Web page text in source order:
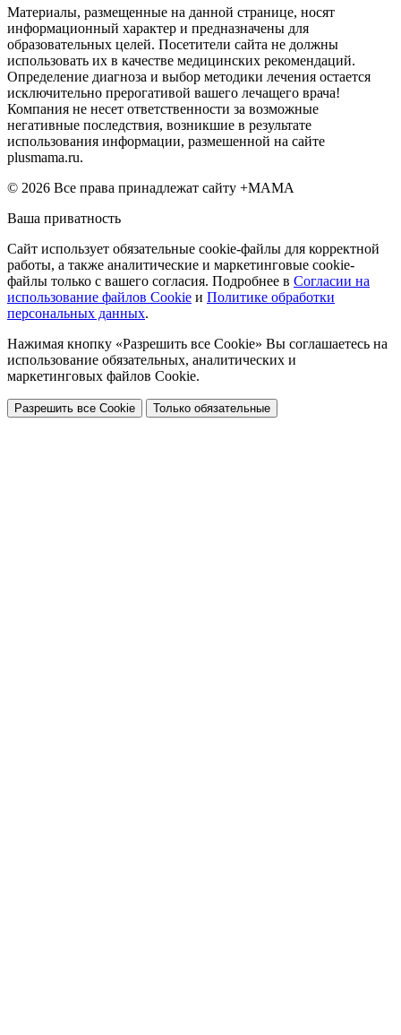
Материалы, размещенные на данной странице, носят
информационный характер и предназначены для
образовательных целей. Посетители сайта не должны
использовать их в качестве медицинских рекомендаций.
Определение диагноза и выбор методики лечения остается
исключительно прерогативой вашего лечащего врача!
Компания не несет ответственности за возможные
негативные последствия, возникшие в результате
использования информации, размешенной на сайте
plusmama.ru.
© 2026 Все права принадлежат сайту +МАМА
Ваша приватность
Сайт использует обязательные cookie-файлы для корректной
работы, а также аналитические и маркетинговые cookie-
файлы только с вашего согласия. Подробнее в Согласии на
использование файлов Cookie и Политике обработки
персональных данных.
Нажимая кнопку «Разрешить все Cookie» Вы соглашаетесь на
использование обязательных, аналитических и
маркетинговых файлов Cookie.
Разрешить все Cookie Только обязательные